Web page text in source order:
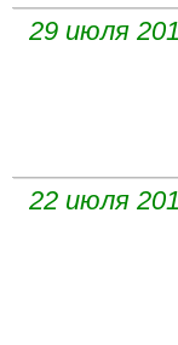
29 июля
22 июля